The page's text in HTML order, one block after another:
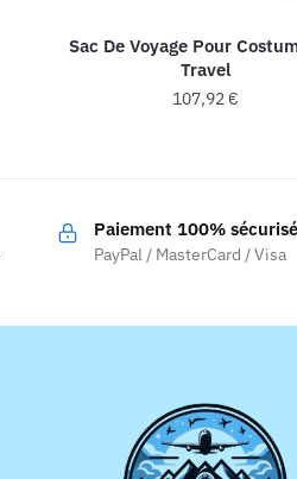
Sac De Voyage Pour
Travel
107,92€
plusieurs
variations.
options
choisies
sur
la
Paiement 100% sécurisé
PayPal / MasterCard / Visa